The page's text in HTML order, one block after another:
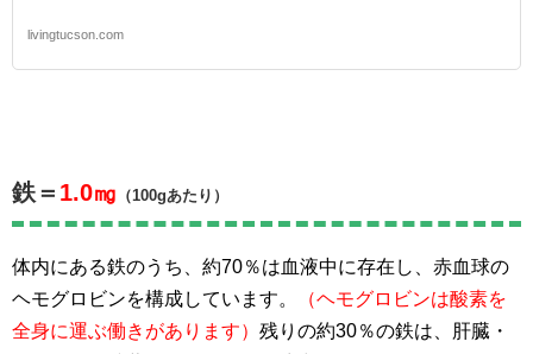
livingtucson.com
鉄＝ 1.0㎎ （100gあたり）
体内にある鉄のうち、約70％は血液中に存在し、赤血球の
ヘモグロビンを構成しています。
（ヘモグロビンは酸素を
全身に運ぶ働きがあります） 残りの約30％の鉄は、肝臓・